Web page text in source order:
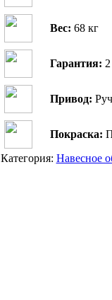
Вес: 68 кг
Гарантия:
Привод:
Покраска:
Категория: Навесное